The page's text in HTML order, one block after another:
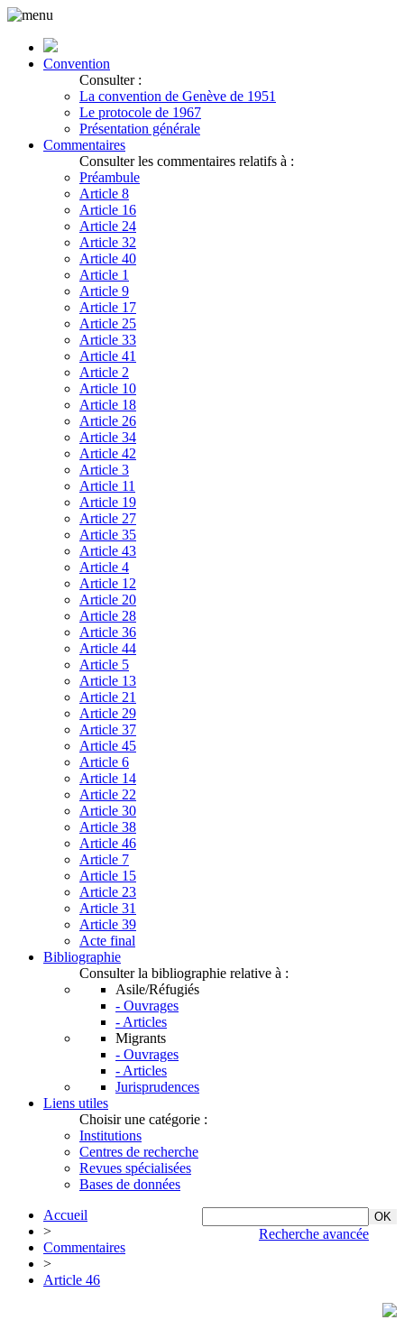
Convention
Consulter :
La convention de Genève de 1951
Le protocole de 1967
Présentation générale
Commentaires
Consulter les commentaires relatifs à :
Préambule
Article 8
Article 16
Article 24
Article 32
Article 40
Article 1
Article 9
Article 17
Article 25
Article 33
Article 41
Article 2
Article 10
Article 18
Article 26
Article 34
Article 42
Article 3
Article 11
Article 19
Article 27
Article 35
Article 43
Article 4
Article 12
Article 20
Article 28
Article 36
Article 44
Article 5
Article 13
Article 21
Article 29
Article 37
Article 45
Article 6
Article 14
Article 22
Article 30
Article 38
Article 46
Article 7
Article 15
Article 23
Article 31
Article 39
Acte final
Bibliographie
Consulter la bibliographie relative à :
Asile/Réfugiés
- Ouvrages
- Articles
Migrants
- Ouvrages
- Articles
Jurisprudences
Liens utiles
Choisir une catégorie :
Institutions
Centres de recherche
Revues spécialisées
Bases de données
Recherche avancée
Accueil
>
Commentaires
>
Article 46